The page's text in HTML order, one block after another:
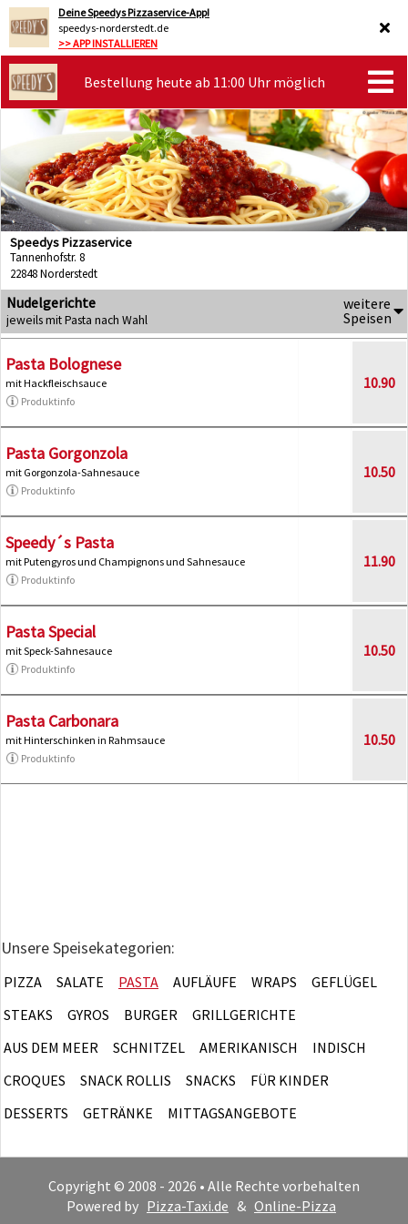
Deine Speedys Pizzaservice-App!
speedys-norderstedt.de
>> APP INSTALLIEREN
Bestellung heute ab 11:00 Uhr möglich
Speedys Pizzaservice
Tannenhofstr. 8
22848 Norderstedt
Nudelgerichte
jeweils mit Pasta nach Wahl
weitere
Speisen
Pasta Bolognese
mit Hackfleischsauce
Produktinfo
10.90
Pasta Gorgonzola
mit Gorgonzola-Sahnesauce
Produktinfo
10.50
Speedy´s Pasta
mit Putengyros und Champignons und Sahnesauce
Produktinfo
11.90
Pasta Special
mit Speck-Sahnesauce
Produktinfo
10.50
Pasta Carbonara
mit Hinterschinken in Rahmsauce
Produktinfo
10.50
Unsere Speisekategorien:
PIZZA SALATE PASTA AUFLÄUFE WRAPS
GEFLÜGEL
STEAKS
GYROS BURGER
GRILLGERICHTE
AUS DEM MEER
SCHNITZEL AMERIKANISCH
INDISCH
CROQUES
SNACK ROLLIS SNACKS
FÜR KINDER
DESSERTS
GETRÄNKE MITTAGSANGEBOTE
Copyright © 2008 - 2026 • Alle Rechte vorbehalten
Powered by Pizza-Taxi.de & Online-Pizza